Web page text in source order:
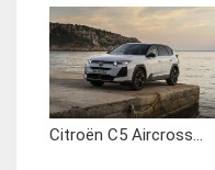
Citroën C5 Aircross...